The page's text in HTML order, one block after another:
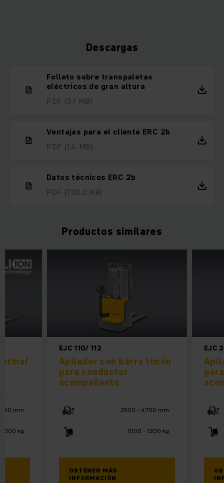
Descargas
Folleto sobre transpaletas
eléctricos de gran altura
PDF (3.1 MB)
Ventajas para el cliente ERC 2b
PDF (1.4 MB)
Datos técnicos ERC 2b
PDF (720.0 KB)
Productos similares
EJC 110/ 112
Apilador con barra timón
para conductor
acompañante
2500 - 4700 mm
1000 - 1200 kg
OBTENER MÁS
INFORMACIÓN
EJC
mm
2000 kg